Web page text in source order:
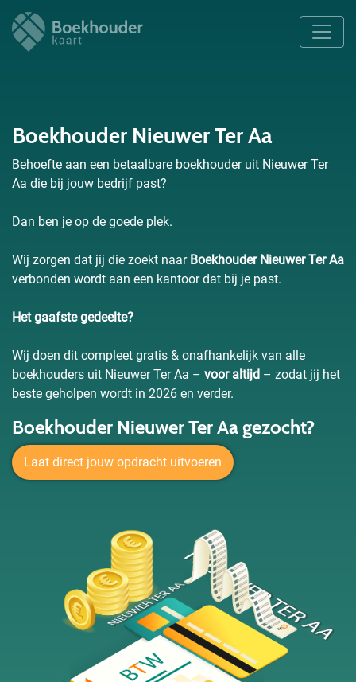
Boekhouder Nieuwer Ter Aa
Behoefte aan een betaalbare boekhouder uit Nieuwer Ter
Aa die bij jouw bedrijf past?
Dan ben je op de goede plek.
Wij zorgen dat jij die zoekt naar Boekhouder Nieuwer Ter Aa
verbonden wordt aan een kantoor dat bij je past.
Het gaafste gedeelte?
Wij doen dit compleet gratis & onafhankelijk van alle
boekhouders uit Nieuwer Ter Aa – voor altijd – zodat jij het
beste geholpen wordt in 2026 en verder.
Boekhouder Nieuwer Ter Aa gezocht?
Laat direct jouw opdracht uitvoeren